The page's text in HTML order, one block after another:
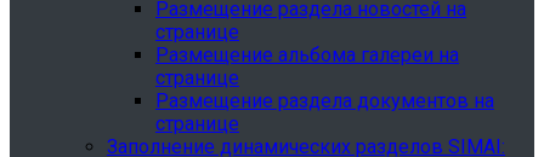
Размещение раздела новостей на
странице
Размещение альбома галереи на
странице
Размещение раздела документов на
странице
Заполнение динамических разделов SIMAI: